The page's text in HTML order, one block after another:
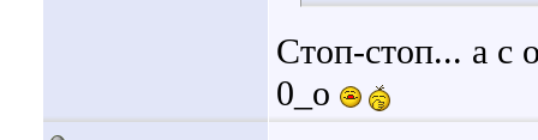
Стоп-стоп... а с
0_о